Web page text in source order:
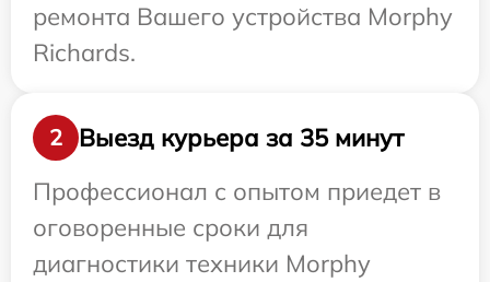
ремонта Вашего устройства Morphy
Richards.
2
Выезд курьера за 35 минут
Профессионал с опытом приедет в
оговоренные сроки для
диагностики техники Morphy